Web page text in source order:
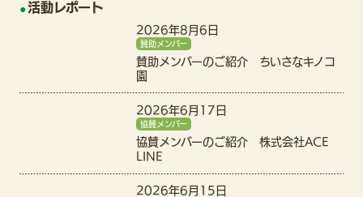
活動レポート
2026年8月6日
賛助メンバー
賛助メンバーのご紹介 ちいさなキノコ
園
2026年6月17日
協賛メンバー
協賛メンバーのご紹介 株式会社ACE
LINE
2026年6月15日